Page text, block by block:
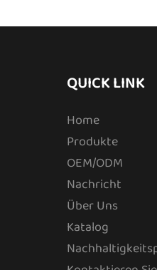
QUICK LINK
Home
Produkte
OEM/ODM
Nachricht
Über Uns
Katalog